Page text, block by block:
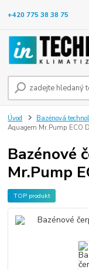
+420 775 38 38 75
Úvod Bazénová
Aquagem Mr.Pump ECO
Bazénové
Mr.Pump
TOP produkt